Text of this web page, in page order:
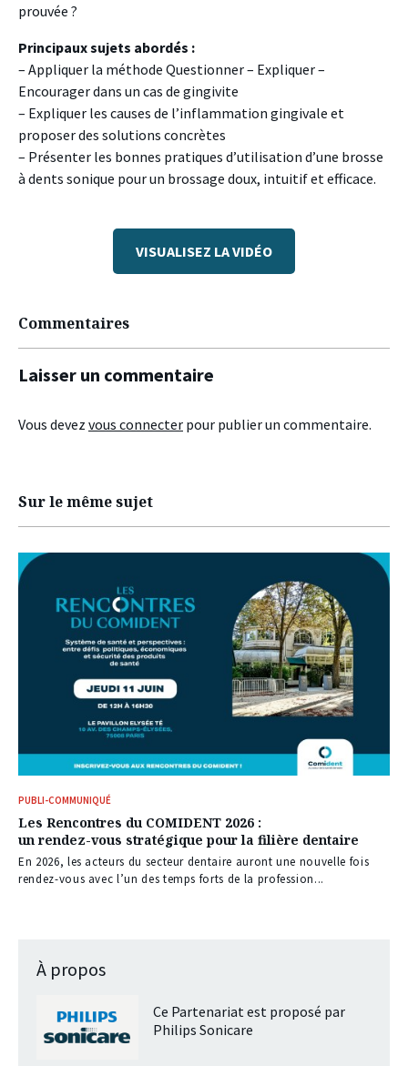
prouvée ?
Principaux sujets abordés :
– Appliquer la méthode Questionner – Expliquer –
Encourager dans un cas de gingivite
– Expliquer les causes de l’inflammation gingivale et
proposer des solutions concrètes
– Présenter les bonnes pratiques d’utilisation d’une brosse
à dents sonique pour un brossage doux, intuitif et efficace.
VISUALISEZ LA VIDÉO
Commentaires
Laisser un commentaire
Vous devez vous connecter pour publier un commentaire.
Sur le même sujet
PUBLI-COMMUNIQUÉ
Les Rencontres du COMIDENT 2026 :
un rendez-vous stratégique pour la filière dentaire
En 2026, les acteurs du secteur dentaire auront une nouvelle fois
rendez-vous avec l’un des temps forts de la profession...
À propos
Ce Partenariat est proposé par
Philips Sonicare